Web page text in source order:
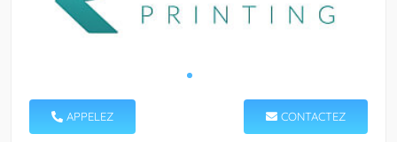
APPELEZ CONTACTEZ